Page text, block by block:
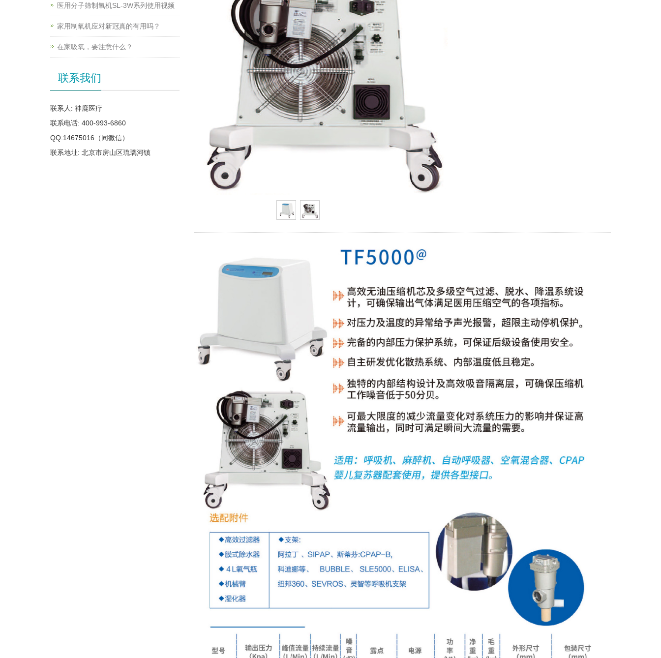
医用分子筛制氧机SL-3W系列使用视频
家用制氧机应对新冠真的有用吗？
在家吸氧，要注意什么？
联系我们
联系人: 神鹿医疗
联系电话: 400-993-6860
QQ:14675016（同微信）
联系地址: 北京市房山区琉璃河镇